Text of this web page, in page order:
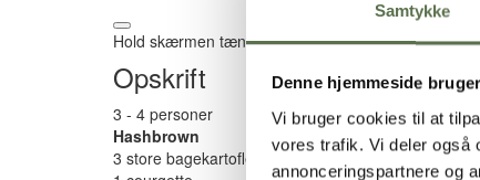
Samtykke
Denne hjemmeside
Vi bruger cookies til at
vores trafik. Vi deler også
annonceringspartnere og
Hold skærmen tændt
Opskrift
3 - 4 personer
Hashbrown
3 store bagekartofler